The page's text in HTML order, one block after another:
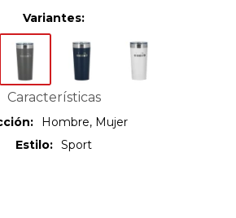
Variantes:
Características
Hombre, Mujer
Estilo
Sport